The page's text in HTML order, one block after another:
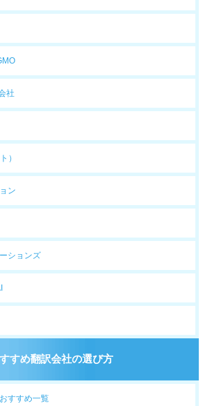
社
）
ン
ションズ
すめ翻訳会社の選び方
すすめ一覧